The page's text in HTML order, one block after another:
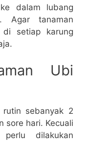
dalam lubang
Agar tanaman
di setiap karung
Ubi
rutin sebanyak 2
sore hari. Kecuali
dilakukan